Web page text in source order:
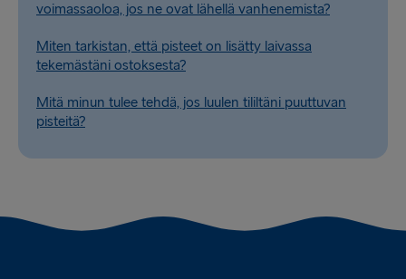
voimassaoloa, jos ne ovat lähellä vanhenemista?
Miten tarkistan, että pisteet on lisätty laivassa
tekemästäni ostoksesta?
Mitä minun tulee tehdä, jos luulen tililtäni puuttuvan
pisteitä?